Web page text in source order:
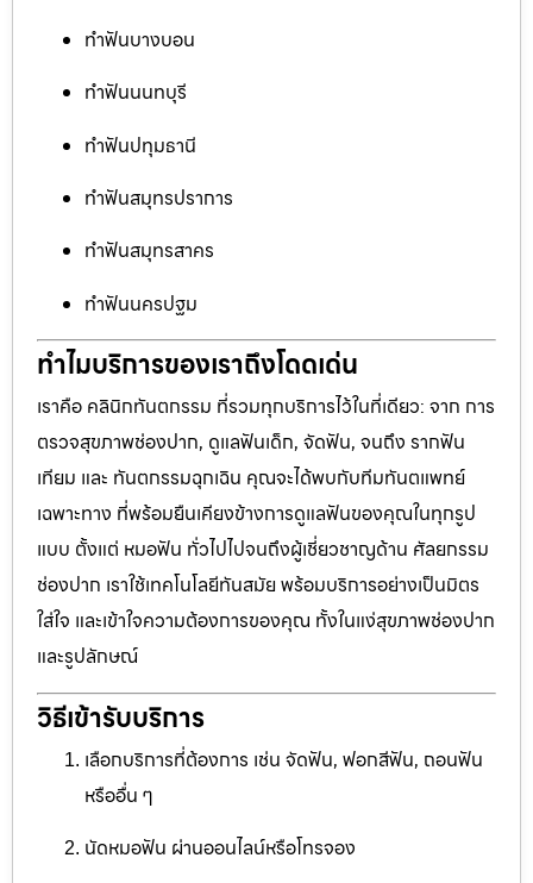
ทำฟันบางบอน
ทำฟันนนทบุรี
ทำฟันปทุมธานี
ทำฟันสมุทรปราการ
ทำฟันสมุทรสาคร
ทำฟันนครปฐม
ทำไมบริการของเราถึงโดดเด่น
เราคือ คลินิกทันตกรรม ที่รวมทุกบริการไว้ในที่เดียว: จาก การ
ตรวจสุขภาพช่องปาก, ดูแลฟันเด็ก, จัดฟัน, จนถึง รากฟัน
เทียม และ ทันตกรรมฉุกเฉิน คุณจะได้พบกับทีมทันตแพทย์
เฉพาะทาง ที่พร้อมยืนเคียงข้างการดูแลฟันของคุณในทุกรูป
แบบ ตั้งแต่ หมอฟัน ทั่วไปไปจนถึงผู้เชี่ยวชาญด้าน ศัลยกรรม
ช่องปาก เราใช้เทคโนโลยีทันสมัย พร้อมบริการอย่างเป็นมิตร
ใส่ใจ และเข้าใจความต้องการของคุณ ทั้งในแง่สุขภาพช่องปาก
และรูปลักษณ์
วิธีเข้ารับบริการ
เลือกบริการที่ต้องการ เช่น จัดฟัน, ฟอกสีฟัน, ถอนฟัน
หรืออื่น ๆ
นัดหมอฟัน ผ่านออนไลน์หรือโทรจอง